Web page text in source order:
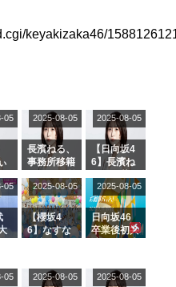
keyakizaka46/
05
長濱ねる、
事務所移籍
属を発表
2025-08-05
【日向坂4
6】長濱ね
ら移籍しフ
ラーム所属
に。これで
事務所に所
属している
がこちら
2025-08-05
姉
怖
05
【櫻坂4
6】なすな
2曲目っ
て...【ラヴ
2025-08-05
日向坂46
卒業後初共
師匠オード
リー若林さ
2025-08-05
05 2025-08-05 2025-08-05